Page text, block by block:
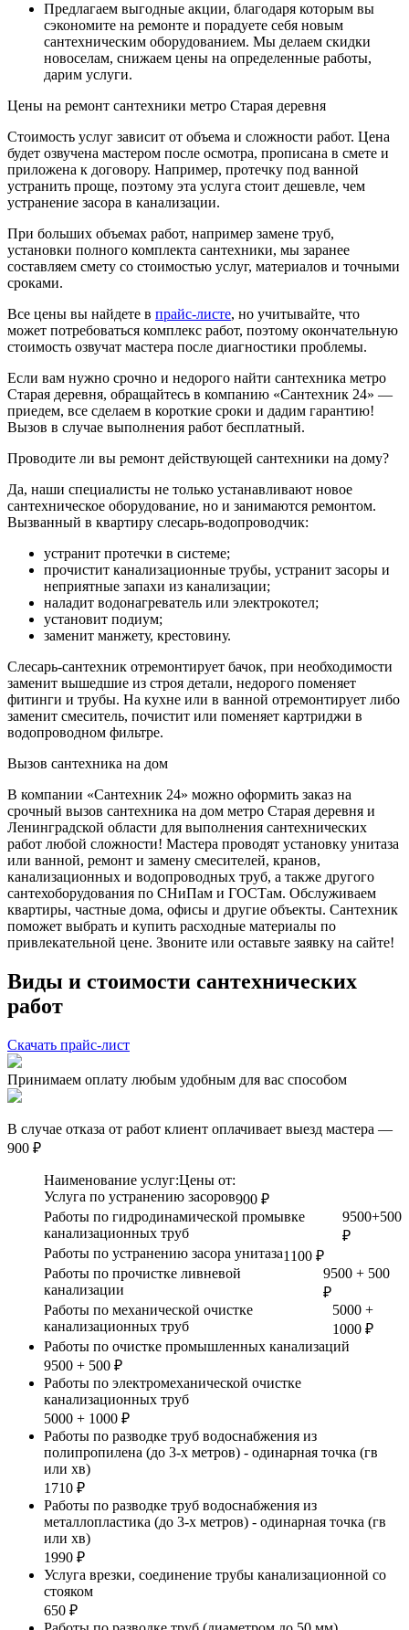
Предлагаем выгодные акции, благодаря которым вы
сэкономите на ремонте и порадуете себя новым
сантехническим оборудованием. Мы делаем скидки
новоселам, снижаем цены на определенные работы,
дарим услуги.
Цены на ремонт сантехники метро Старая деревня
Стоимость услуг зависит от объема и сложности работ. Цена
будет озвучена мастером после осмотра, прописана в смете и
приложена к договору. Например, протечку под ванной
устранить проще, поэтому эта услуга стоит дешевле, чем
устранение засора в канализации.
При больших объемах работ, например замене труб,
установки полного комплекта сантехники, мы заранее
составляем смету со стоимостью услуг, материалов и точными
сроками.
Все цены вы найдете в прайс-листе, но учитывайте, что
может потребоваться комплекс работ, поэтому окончательную
стоимость озвучат мастера после диагностики проблемы.
Если вам нужно срочно и недорого найти сантехника метро
Старая деревня, обращайтесь в компанию «Сантехник 24» —
приедем, все сделаем в короткие сроки и дадим гарантию!
Вызов в случае выполнения работ бесплатный.
Проводите ли вы ремонт действующей сантехники на дому?
Да, наши специалисты не только устанавливают новое
сантехническое оборудование, но и занимаются ремонтом.
Вызванный в квартиру слесарь-водопроводчик:
устранит протечки в системе;
прочистит канализационные трубы, устранит засоры и
неприятные запахи из канализации;
наладит водонагреватель или электрокотел;
установит подиум;
заменит манжету, крестовину.
Слесарь-сантехник отремонтирует бачок, при необходимости
заменит вышедшие из строя детали, недорого поменяет
фитинги и трубы. На кухне или в ванной отремонтирует либо
заменит смеситель, почистит или поменяет картриджи в
водопроводном фильтре.
Вызов сантехника на дом
В компании «Сантехник 24» можно оформить заказ на
срочный вызов сантехника на дом метро Старая деревня и
Ленинградской области для выполнения сантехнических
работ любой сложности! Мастера проводят установку унитаза
или ванной, ремонт и замену смесителей, кранов,
канализационных и водопроводных труб, а также другого
сантехоборудования по СНиПам и ГОСТам. Обслуживаем
квартиры, частные дома, офисы и другие объекты. Сантехник
поможет выбрать и купить расходные материалы по
привлекательной цене. Звоните или оставьте заявку на сайте!
Виды и стоимости сантехнических
работ
Скачать прайс-лист
Принимаем оплату любым удобным для вас способом
В случае отказа от работ клиент оплачивает выезд мастера —
900 ₽
Наименование услуг:Цены от:
Услуга по устранению засоров900 ₽
Работы по гидродинамической промывке
канализационных труб
9500+500
₽
Работы по устранению засора унитаза1100 ₽
Работы по прочистке ливневой
канализации
9500 + 500
₽
Работы по механической очистке
канализационных труб
5000 +
1000 ₽
Работы по очистке промышленных канализаций
9500 + 500 ₽
Работы по электромеханической очистке
канализационных труб
5000 + 1000 ₽
Работы по разводке труб водоснабжения из
полипропилена (до 3-х метров) - одинарная точка (гв
или хв)
1710 ₽
Работы по разводке труб водоснабжения из
металлопластика (до 3-х метров) - одинарная точка (гв
или хв)
1990 ₽
Услуга врезки, соединение трубы канализационной со
стояком
650 ₽